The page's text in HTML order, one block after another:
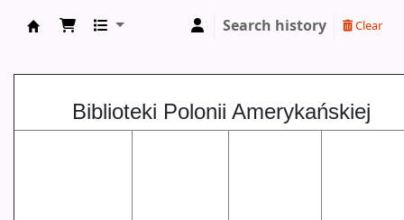
Search history Clear
Biblioteki Polonii Amerykańskiej